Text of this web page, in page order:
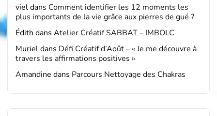
vieldans Comment identifier les 12 moments les
plus importants de la vie grâce aux pierres de gué ?
Édith dans Atelier Créatif SABBAT – IMBOLC
Murieldans Défi Créatif d’Août – « Je me découvre à
travers les affirmations positives »
Amandine dans Parcours Nettoyage des Chakras